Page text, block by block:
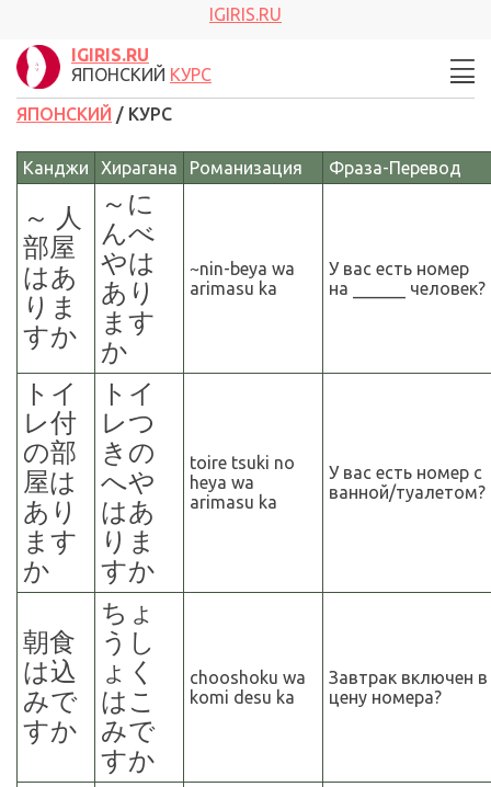
IGIRIS.RU
IGIRIS.RU
ЯПОНСКИЙ КУРС
ЯПОНСКИЙ / КУРС
Канджи Хирагана Романизация Фраза-Перевод
～ 人
部屋
はあ
りま
すか
～ に
んべ
やは
あり
ます
か
~nin-beya wa
arimasu ka
У вас есть номер
на ______ человек?
トイ
レ付
の部
屋は
あり
ます
か
トイ
レつ
きの
へや
はあ
りま
すか
toire tsuki no
heya wa
arimasu ka
У вас есть номер с
ванной/туалетом?
朝食
は込
みで
すか
ちょ
うし
ょく
はこ
みで
すか
chooshoku wa
komi desu ka
Завтрак включен в
цену номера?